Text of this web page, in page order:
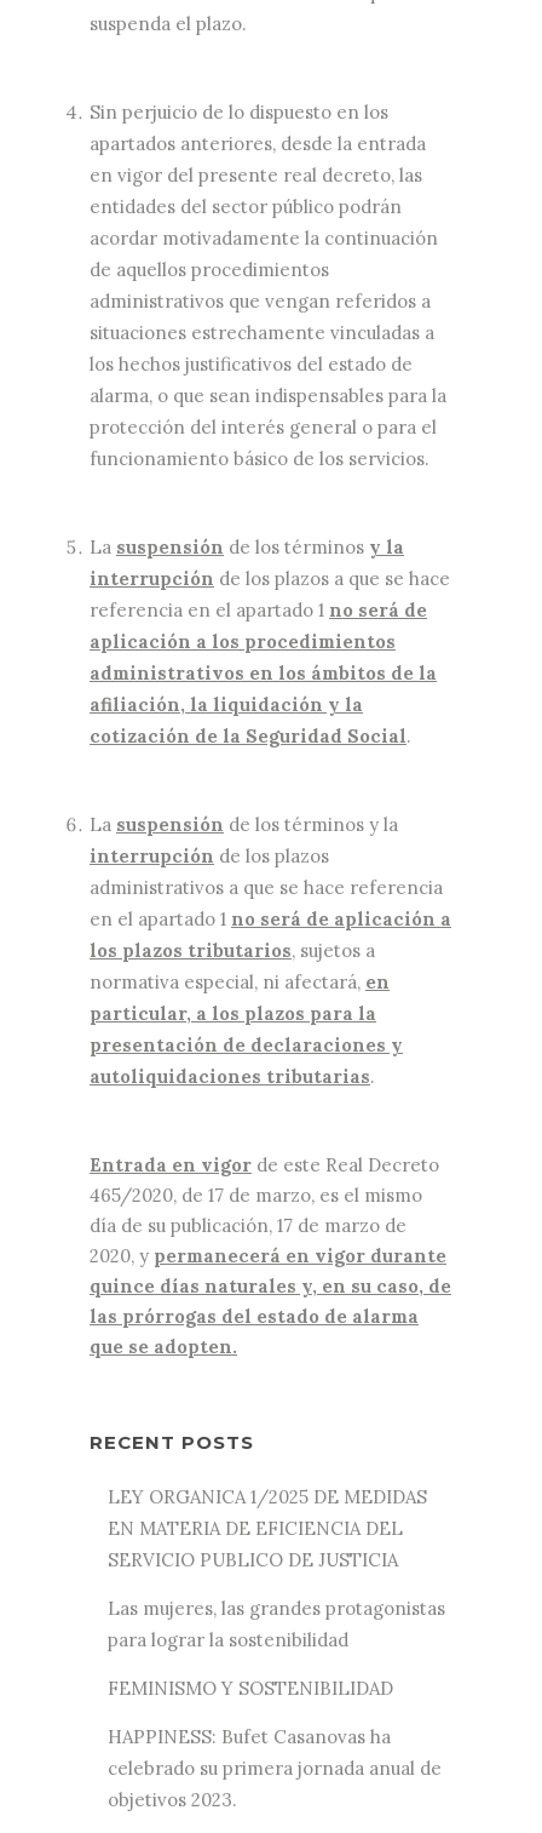
suspenda el plazo.
Sin perjuicio de lo dispuesto en los
apartados anteriores, desde la entrada
en vigor del presente real decreto, las
entidades del sector público podrán
acordar motivadamente la continuación
de aquellos procedimientos
administrativos que vengan referidos a
situaciones estrechamente vinculadas a
los hechos justificativos del estado de
alarma, o que sean indispensables para la
protección del interés general o para el
funcionamiento básico de los servicios.
La suspensión de los términos y la
interrupción de los plazos a que se hace
referencia en el apartado 1 no será de
aplicación a los procedimientos
administrativos en los ámbitos de la
afiliación, la liquidación y la
cotización de la Seguridad Social.
La suspensión de los términos y la
interrupción de los plazos
administrativos a que se hace referencia
en el apartado 1 no será de aplicación a
los plazos tributarios, sujetos a
normativa especial, ni afectará, en
particular, a los plazos para la
presentación de declaraciones y
autoliquidaciones tributarias.
Entrada en vigor de este Real Decreto
465/2020, de 17 de marzo, es el mismo
día de su publicación, 17 de marzo de
2020, y permanecerá en vigor durante
quince días naturales y, en su caso, de
las prórrogas del estado de alarma
que se adopten.
RECENT POSTS
LEY ORGANICA 1/2025 DE MEDIDAS
EN MATERIA DE EFICIENCIA DEL
SERVICIO PUBLICO DE JUSTICIA
Las mujeres, las grandes protagonistas
para lograr la sostenibilidad
FEMINISMO Y SOSTENIBILIDAD
HAPPINESS: Bufet Casanovas ha
celebrado su primera jornada anual de
objetivos 2023.